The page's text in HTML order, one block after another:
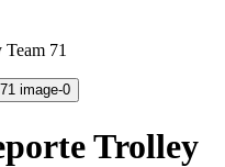
Team 71
Trolley